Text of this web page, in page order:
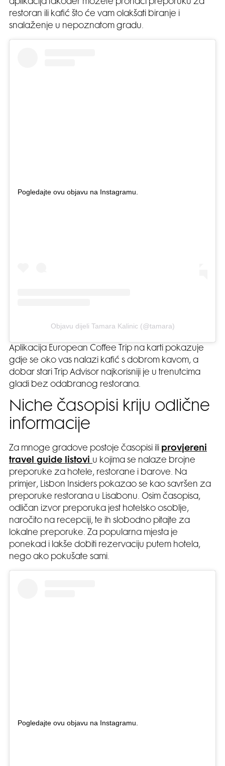
aplikacija također možete pronaći preporuku za
restoran ili kafić što će vam olakšati biranje i
snalaženje u nepoznatom gradu.
Pogledajte ovu objavu na Instagramu.
Objavu dijeli Tamara Kalinic (@tamara)
Aplikacija European Coffee Trip na karti pokazuje
gdje se oko vas nalazi kafić s dobrom kavom, a
dobar stari Trip Advisor najkorisniji je u trenutcima
gladi bez odabranog restorana.
Niche časopisi kriju odlične
informacije
Za mnoge gradove postoje časopisi ili provjereni
travel guide listovi u kojima se nalaze brojne
preporuke za hotele, restorane i barove. Na
primjer, Lisbon Insiders pokazao se kao savršen za
preporuke restorana u Lisabonu. Osim časopisa,
odličan izvor preporuka jest hotelsko osoblje,
naročito na recepciji, te ih slobodno pitajte za
lokalne preporuke. Za popularna mjesta je
ponekad i lakše dobiti rezervaciju putem hotela,
nego ako pokušate sami.
Pogledajte ovu objavu na Instagramu.